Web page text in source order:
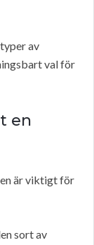
av
val för
en
är viktigt för
sort av